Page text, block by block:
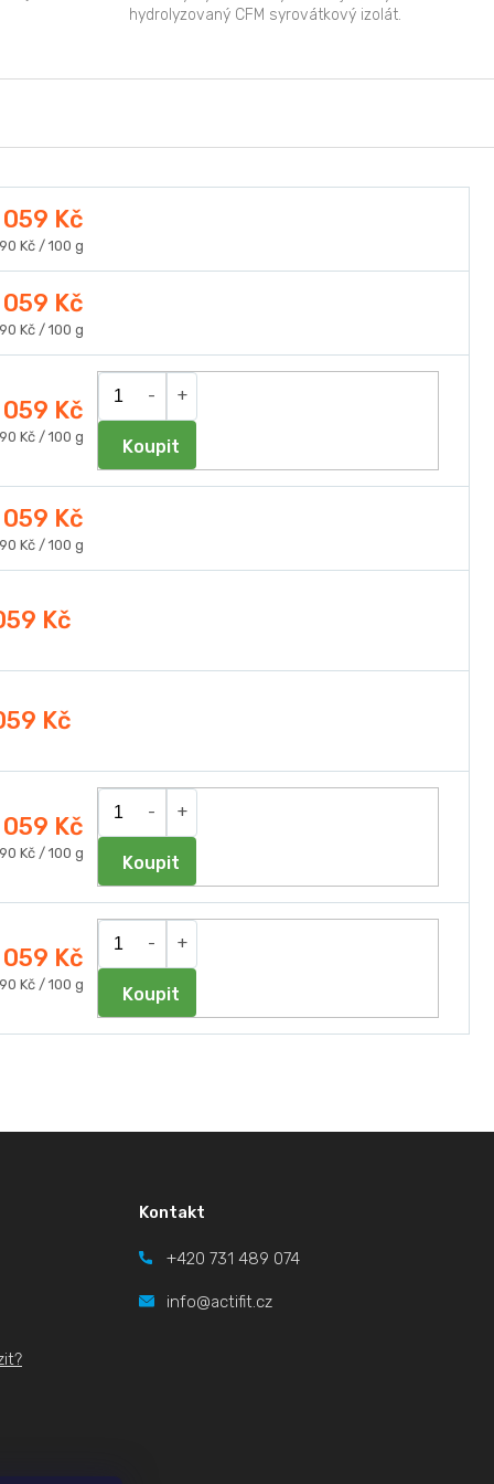
hydrolyzovaný CFM syrovátkový izolát.
059 Kč
Kč / 100 g
059 Kč
Kč / 100 g
059 Kč
Kč / 100 g Do košíku
059 Kč
Kč / 100 g
Kč
Kč
059 Kč
Kč / 100 g Do košíku
059 Kč
Kč / 100 g Do košíku
Kontakt
+420 731 489 074
info@actifit.cz